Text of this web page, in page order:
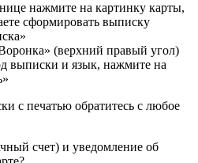
нажмите на картинку карты,
сформировать выписку
(верхний правый угол)
выписки и язык, нажмите на
с печатью обратитесь с любое
счет) и уведомление об